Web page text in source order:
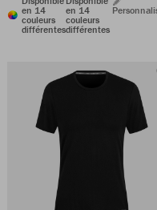
en 14
couleurs
différentes
en 14
couleurs
différentes